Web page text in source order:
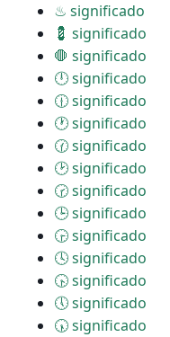
♨ significado
💈 significado
🛑 significado
🕛 significado
🕧 significado
🕐 significado
🕜 significado
🕑 significado
🕝 significado
🕒 significado
🕞 significado
🕓 significado
🕟 significado
🕔 significado
🕠 significado